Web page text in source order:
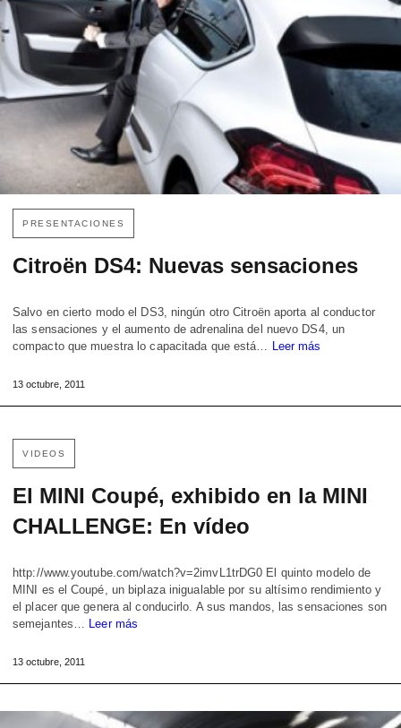
PRESENTACIONES
Citroën DS4: Nuevas sensaciones
Salvo en cierto modo el DS3, ningún otro Citroën aporta al conductor
las sensaciones y el aumento de adrenalina del nuevo DS4, un
compacto que muestra lo capacitada que está… Leer más
13 octubre, 2011
VIDEOS
El MINI Coupé, exhibido en la MINI
CHALLENGE: En vídeo
http://www.youtube.com/watch?v=2imvL1trDG0 El quinto modelo de
MINI es el Coupé, un biplaza inigualable por su altísimo rendimiento y
el placer que genera al conducirlo. A sus mandos, las sensaciones son
semejantes… Leer más
13 octubre, 2011